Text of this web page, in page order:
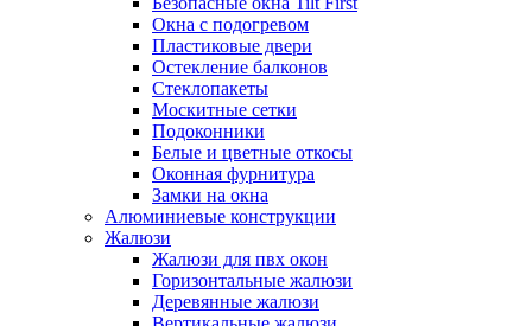
Окна с подогревом
Пластиковые двери
Остекление балконов
Стеклопакеты
Москитные сетки
Подоконники
Белые и цветные откосы
Оконная фурнитура
Замки на окна
Алюминиевые конструкции
Жалюзи
Жалюзи для пвх окон
Горизонтальные жалюзи
Деревянные жалюзи